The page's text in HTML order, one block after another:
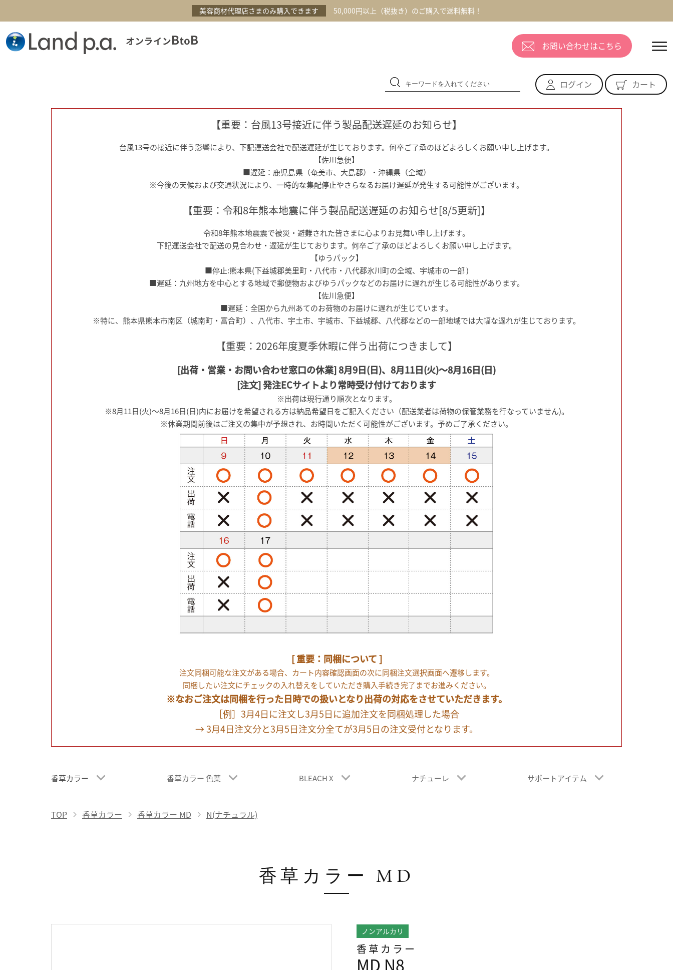
美容商材代理店さまのみ購入できます 50,000円以上（税抜き）のご購入で送料無料！
お問い合わせはこちら
ログイン カート
【重要：台風13号接近に伴う製品配送遅延のお知らせ】
台風13号の接近に伴う影響により、下記運送会社で配送遅延が生じております。何卒ご了承のほどよろしくお願い申し上げます。
【佐川急便】
■遅延：鹿児島県（奄美市、大島郡）・沖縄県（全域）
※今後の天候および交通状況により、一時的な集配停止やさらなるお届け遅延が発生する可能性がございます。
【重要：令和8年熊本地震に伴う製品配送遅延のお知らせ[8/5更新]】
令和8年熊本地震震で被災・避難された皆さまに心よりお見舞い申し上げます。
下記運送会社で配送の見合わせ・遅延が生じております。何卒ご了承のほどよろしくお願い申し上げます。
【ゆうパック】
■停止:熊本県(下益城郡美里町・八代市・八代郡氷川町の全域、宇城市の一部 )
■遅延：九州地方を中心とする地域で郵便物およびゆうパックなどのお届けに遅れが生じる可能性があります。
【佐川急便】
■遅延：全国から九州あてのお荷物のお届けに遅れが生じています。
※特に、熊本県熊本市南区（城南町・富合町）、八代市、宇土市、宇城市、下益城郡、八代郡などの一部地域では大幅な遅れが生じております。
【重要：2026年度夏季休暇に伴う出荷につきまして】
[出荷・営業・お問い合わせ窓口の休業] 8月9日(日)、8月11日(火)～8月16日(日)
[注文] 発注ECサイトより常時受け付けております
※出荷は現行通り順次となります。
※8月11日(火)～8月16日(日)内にお届けを希望される方は納品希望日をご記入ください（配送業者は荷物の保管業務を行なっていません)。
※休業期間前後はご注文の集中が予想され、お時間いただく可能性がございます。予めご了承ください。
[ 重要：同梱について ]
注文同梱可能な注文がある場合、カート内容確認画面の次に同梱注文選択画面へ遷移します。
同梱したい注文にチェックの入れ替えをしていただき購入手続き完了までお進みください。
※なおご注文は同梱を行った日時での扱いとなり出荷の対応をさせていただきます。
［例］3月4日に注文し3月5日に追加注文を同梱処理した場合
→ 3月4日注文分と3月5日注文分全てが3月5日の注文受付となります。
香草カラー 香草カラー 色葉 BLEACH X ナチューレ サポートアイテム
TOP 香草カラー 香草カラー MD N(ナチュラル)
香草カラー MD
ノンアルカリ
香草カラー
MD N8